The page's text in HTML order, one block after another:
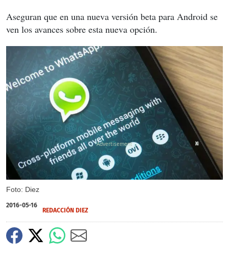
Aseguran que en una nueva versión beta para Android se
ven los avances sobre esta nueva opción.
Foto: Diez
X
2016-05-16
REDACCIÓN DIEZ